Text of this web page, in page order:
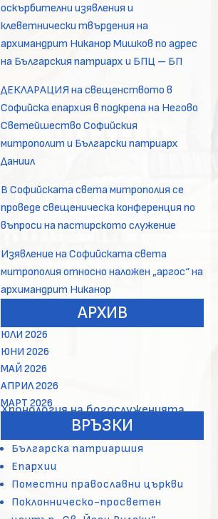
оскърбителни изявления и
клеветнически твърдения на
архимандрит Никанор Мишков по адрес
на Българския патриарх и БПЦ – БП
ДЕКЛАРАЦИЯ на свещенството в
Софийска епархия в подкрепа на Негово
Светейшество Софийския
митрополит и Български патриарх
Даниил
В Софийската света митрополия се
проведе свещеническа конференция по
въпроси на пастирското служение
Изявление на Софийската света
митрополия относно наложен „аргос“ на
архимандрит Никанор
АРХИВ
ЮЛИ 2026
ЮНИ 2026
МАЙ 2026
АПРИЛ 2026
МАРТ 2026
Хронология на богослуженията
ВРЪЗКИ
Българска патриаршия
Епархии
Поместни православни църкви
Поклонническо-просветен